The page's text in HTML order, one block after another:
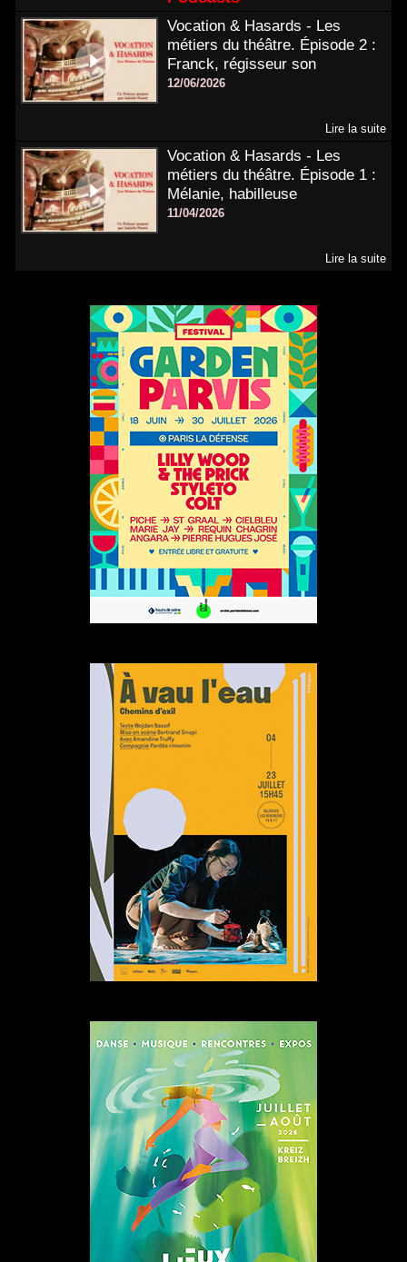
Vocation & Hasards - Les
métiers du théâtre. Épisode 2 :
Franck, régisseur son
12/06/2026
Lire la suite
Vocation & Hasards - Les
métiers du théâtre. Épisode 1 :
Mélanie, habilleuse
11/04/2026
Lire la suite